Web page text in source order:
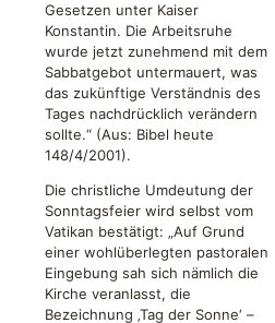
Gesetzen unter Kaiser
Konstantin. Die Arbeitsruhe
wurde jetzt zunehmend mit dem
Sabbatgebot untermauert, was
das zukünftige Verständnis des
Tages nachdrücklich verändern
sollte.“ (Aus: Bibel heute
148/4/2001).
Die christliche Umdeutung der
Sonntagsfeier wird selbst vom
Vatikan bestätigt: „Auf Grund
einer wohlüberlegten pastoralen
Eingebung sah sich nämlich die
Kirche veranlasst, die
Bezeichnung ‚Tag der Sonne‘ –